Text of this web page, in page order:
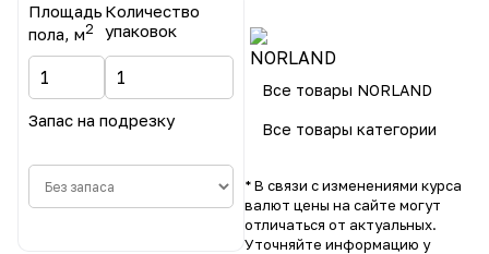
Площадь
пола, м2
Количество
упаковок
Запас на подрезку
Все товары NORLAND
Все товары категории
* В связи с изменениями курса
валют цены на сайте могут
отличаться от актуальных.
Уточняйте информацию у